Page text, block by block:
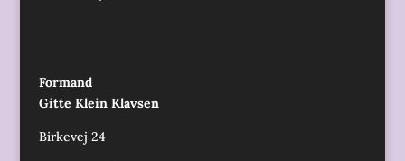
Formand
Gitte Klein Klavsen
Birkevej 24